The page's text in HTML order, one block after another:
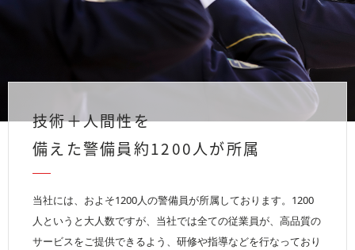
技術＋人間性を
備えた警備員約1200人が所属
当社には、およそ1200人の警備員が所属しております。1200
人というと大人数ですが、当社では全ての従業員が、高品質の
サービスをご提供できるよう、研修や指導などを行なっており